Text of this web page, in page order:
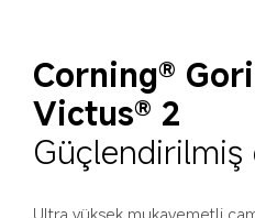
Corning®
Victus® 2
Güçlendirilmiş